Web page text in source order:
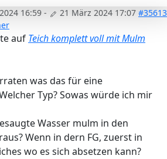
16:59 - 21 März 2024 17:07 #35613
auf Teich komplett voll mit Mulm
was das für eine
Typ? Sowas würde ich mir
Wasser mulm in den
Wenn in dern FG, zuerst in
wo es sich absetzen kann?